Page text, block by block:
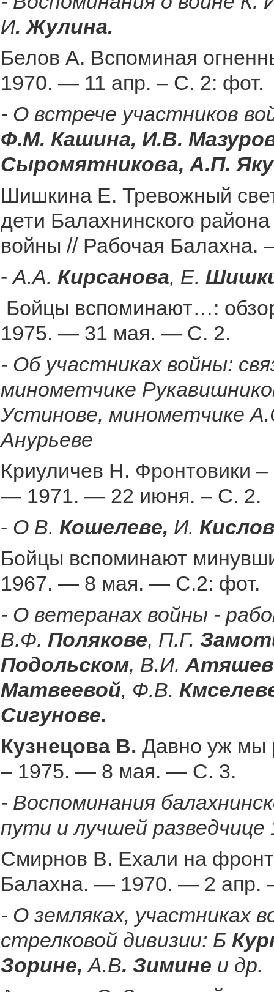
И. Жулина.
Белов А. Вспоминая
1970. — 11 апр. – С. 2: фот.
- О встрече участников
Ф.М. Кашина, И.В.
Сыромятникова, А.П.
Шишкина Е. Тревожный
дети Балахнинского
войны // Рабочая
-А.А. Кирсанова, Е.
Бойцы вспоминают…:
1975. — 31 мая. — С. 2.
- Об участниках войны:
минометчике
Устинове, минометчике
Анурьеве
Криуличев Н. Фронтовики
— 1971. — 22 июня. – С. 2.
- О В. Кошелеве, И.
Бойцы вспоминают
1967. — 8 мая. — С.2: фот.
- О ветеранах войны -
В.Ф. Полякове, П.Г.
Подольском, В.И.
Матвеевой, Ф.В.
Сигунове.
Кузнецова В. Давно уж мы
– 1975. — 8 мая. — С. 3.
- Воспоминания
пути и лучшей
Смирнов В. Ехали на
Балахна. — 1970. — 2 апр.
- О земляках, участниках
стрелковой дивизии: Б
Зорине,А.В. Зимине и др.